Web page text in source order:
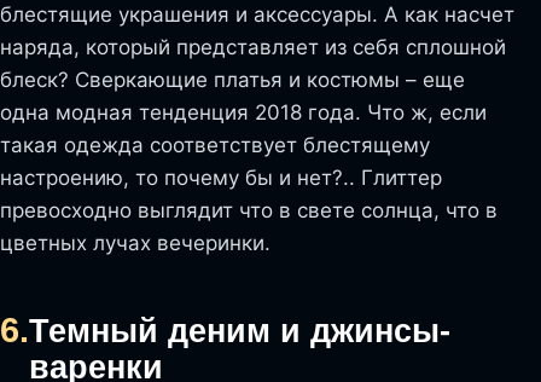
блестящие украшения и аксессуары. А как насчет
наряда, который представляет из себя сплошной
блеск? Сверкающие платья и костюмы – еще
одна модная тенденция 2018 года. Что ж, если
такая одежда соответствует блестящему
настроению, то почему бы и нет?.. Глиттер
превосходно выглядит что в свете солнца, что в
цветных лучах вечеринки.
6.Темный деним и джинсы-
варенки